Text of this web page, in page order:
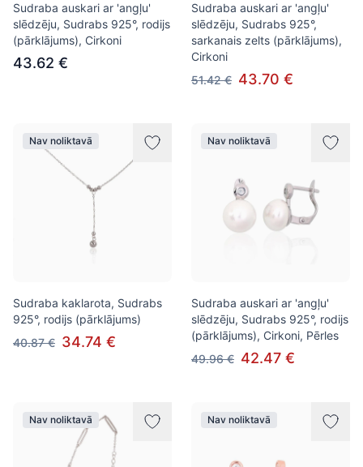
Sudraba auskari ar 'angļu'
slēdzēju, Sudrabs 925°, rodijs
(pārklājums), Cirkoni
43.62 €
Sudraba auskari ar 'angļu'
slēdzēju, Sudrabs 925°,
sarkanais zelts (pārklājums),
Cirkoni
51.42 € 43.70 €
Nav noliktavā
Sudraba kaklarota, Sudrabs
925°, rodijs (pārklājums)
40.87 € 34.74 €
Nav noliktavā
Sudraba auskari ar 'angļu'
slēdzēju, Sudrabs 925°, rodijs
(pārklājums), Cirkoni, Pērles
49.96 € 42.47 €
Nav noliktavā Nav noliktavā